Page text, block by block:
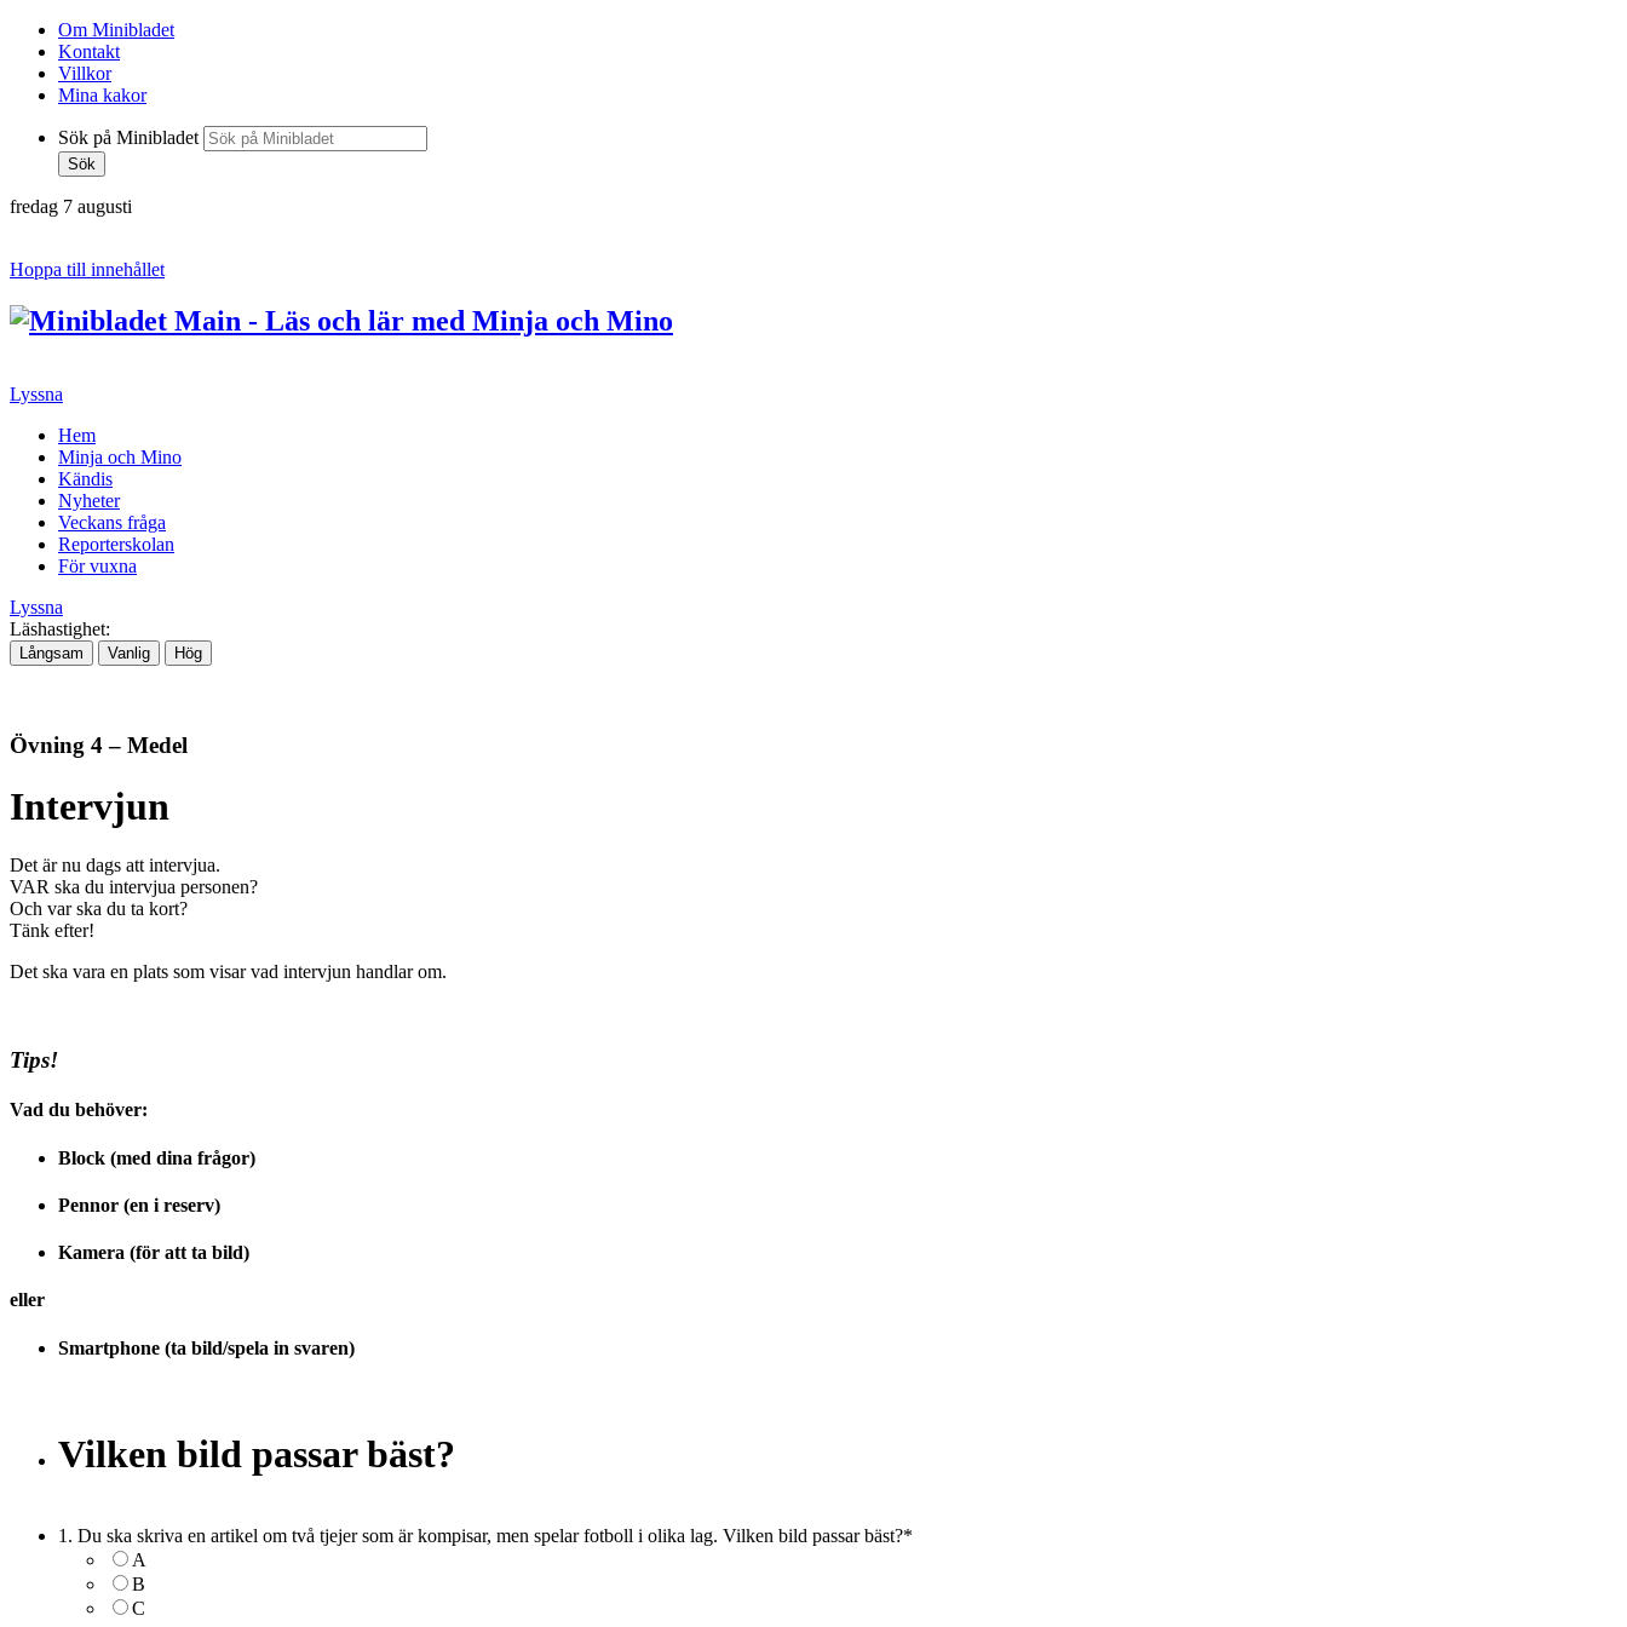
Om Minibladet
Kontakt
Villkor
Mina kakor
Sök på Minibladet
Sök
fredag 7 augusti
Hoppa till innehållet
Lyssna
Hem
Minja och Mino
Kändis
Nyheter
Veckans fråga
Reporterskolan
För vuxna
Lyssna
Läshastighet:
Långsam Vanlig Hög
Övning 4 – Medel
Intervjun
Det är nu dags att intervjua.
VAR ska du intervjua personen?
Och var ska du ta kort?
Tänk efter!
Det ska vara en plats som visar vad intervjun handlar om.
Tips!
Vad du behöver:
Block (med dina frågor)
Pennor (en i reserv)
Kamera (för att ta bild)
eller
Smartphone (ta bild/spela in svaren)
Vilken bild passar bäst?
1. Du ska skriva en artikel om två tjejer som är kompisar, men spelar fotboll i olika lag. Vilken bild passar bäst?*
A
B
C